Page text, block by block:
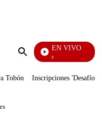
Enviar
EN VIVO
Ciudad Lejana
Tobón Inscripciones 'Desafío'